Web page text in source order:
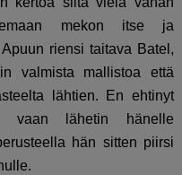
mekon itse ja
riensi taitava Batel,
valmista mallistoa että
lähtien. En ehtinyt
vaan lähetin hänelle
hän sitten piirsi